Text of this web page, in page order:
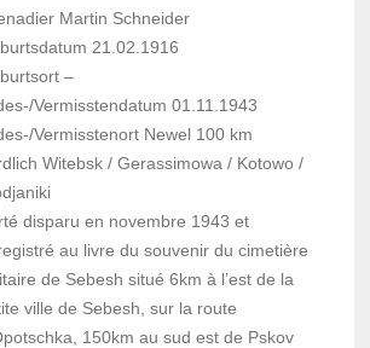
Martin Schneider
21.02.1916
–
Vermisstendatum 01.11.1943
Vermisstenort Newel 100 km
Witebsk / Gerassimowa / Kotowo /
disparu en novembre 1943 et
au livre du souvenir du cimetière
de Sebesh situé 6km à l’est de la
ville de Sebesh, sur la route
150km au sud est de Pskov